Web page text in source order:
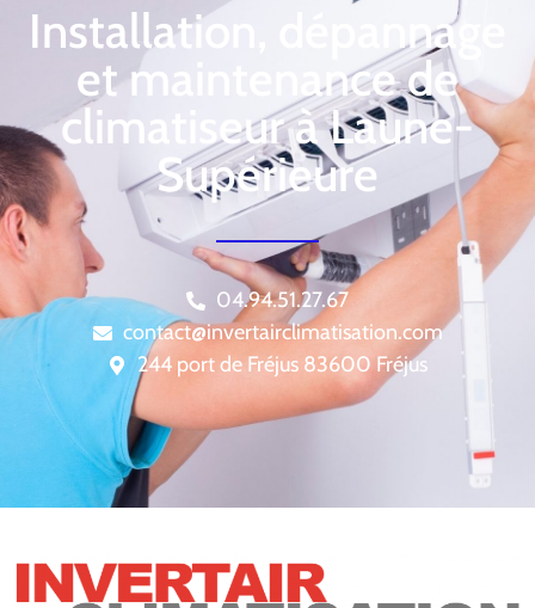
Installation, dépannage
et maintenance de
climatiseur à Laune-
Supérieure
04.94.51.27.67
contact@invertairclimatisation.com
244 port de Fréjus 83600 Fréjus